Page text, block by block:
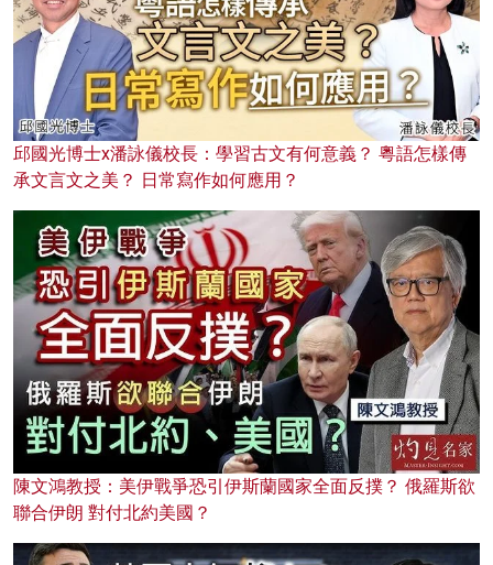
邱國光博士x潘詠儀校長：學習古文有何意義？ 粵語怎樣傳
承文言文之美？ 日常寫作如何應用？
陳文鴻教授：美伊戰爭恐引伊斯蘭國家全面反撲？ 俄羅斯欲
聯合伊朗 對付北約美國？